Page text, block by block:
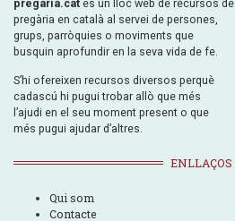
pregaria.cat és un lloc web de recursos de
pregària en català al servei de persones,
grups, parròquies o moviments que
busquin aprofundir en la seva vida de fe.
S’hi ofereixen recursos diversos perquè
cadascú hi pugui trobar allò que més
l’ajudi en el seu moment present o que
més pugui ajudar d’altres.
ENLLAÇOS
Qui som
Contacte